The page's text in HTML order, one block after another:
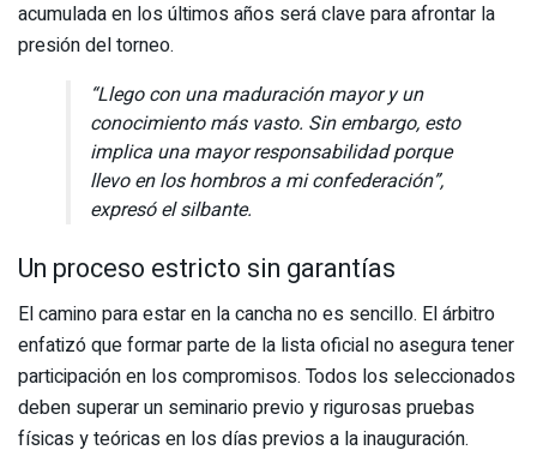
acumulada en los últimos años será clave para afrontar la
presión del torneo.
“Llego con una maduración mayor y un
conocimiento más vasto. Sin embargo, esto
implica una mayor responsabilidad porque
llevo en los hombros a mi confederación”,
expresó el silbante.
Un proceso estricto sin garantías
El camino para estar en la cancha no es sencillo. El árbitro
enfatizó que formar parte de la lista oficial no asegura tener
participación en los compromisos. Todos los seleccionados
deben superar un seminario previo y rigurosas pruebas
físicas y teóricas en los días previos a la inauguración.